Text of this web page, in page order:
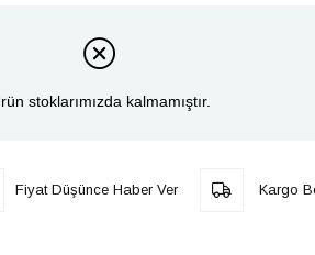
stoklarımızda kalmamıştır.
Fiyat Düşünce Haber Ver Kargo